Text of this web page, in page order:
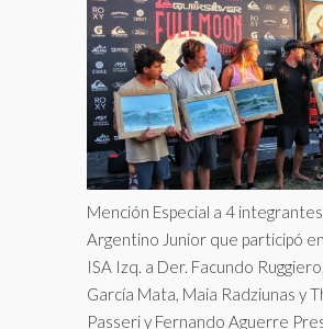
Mención Especial a 4
Argentino Junior que participó
ISA Izq. a Der. Facundo
García Mata, Maia Radziunas y
Passeri y Fernando Aguerre